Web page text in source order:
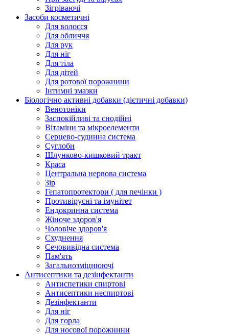
Зігріваючі
Засоби косметичні
Для волосся
Для обличчя
Для рук
Для ніг
Для тіла
Для дітей
Для ротової порожнини
Інтимні змазки
Біологічно активні добавки (дієтичні добавки)
Венотоніки
Заспокійливі та снодійні
Вітаміни та мікроелементи
Серцево-судинна система
Суглоби
Шлунково-кишковий тракт
Краса
Центральна нервова система
Зір
Гепатопротектори ( для печінки )
Противірусні та імунітет
Ендокринна система
Жіноче здоров'я
Чоловіче здоров'я
Схуднення
Сечовивідна система
Пам'ять
Загальнозміцнюючі
Антисептики та дезінфектанти
Антиспетики спиртові
Антисептики неспиртові
Дезінфектанти
Для ніг
Для горла
Для носової порожнини